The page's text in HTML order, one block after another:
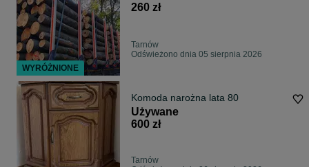
260 zł
Tarnów
Odświeżono dnia 05 sierpnia 2026
Komoda narożna lata 80
Używane
600 zł
Tarnów
WYRÓŻNIONE